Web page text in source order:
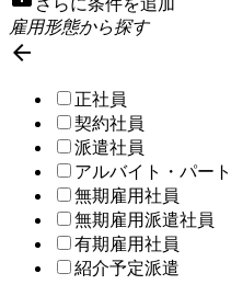
さらに条件を追加
雇用形態から探す

正社員
契約社員
派遣社員
アルバイト・パート
無期雇用社員
無期雇用派遣社員
有期雇用社員
紹介予定派遣